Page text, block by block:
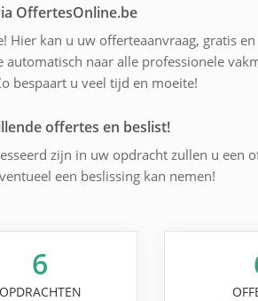
OffertesOnline.be
Hier kan u uw offerteaanvraag, gratis
naar alle professionele
bespaart u veel tijd en moeite!
offertes en beslist!
zijn in uw opdracht zullen u een
een beslissing kan nemen!
6
OPDRACHTEN